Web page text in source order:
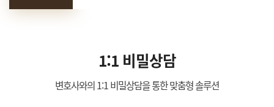
1:1 비밀상담
변호사와의 1:1 비밀상담을 통한 맞춤형 솔루션